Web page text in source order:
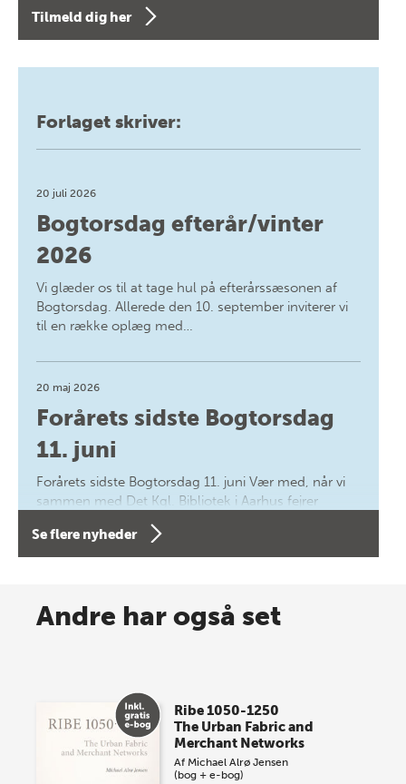
Tilmeld dig her
Forlaget skriver:
20 juli 2026
Bogtorsdag efterår/vinter
2026
Vi glæder os til at tage hul på efterårssæsonen af
Bogtorsdag. Allerede den 10. september inviterer vi
til en række oplæg med…
20 maj 2026
Forårets sidste Bogtorsdag
11. juni
Forårets sidste Bogtorsdag 11. juni Vær med, når vi
sammen med Det Kgl. Bibliotek i Aarhus fejrer
forfatterne bag vores nyes…
Spar op til 70% til sommer-
store sommer-lagersalg, så sæt kryds i kalenderen
onsdag den 10. j…
Se flere nyheder
Andre har også set
Ribe 1050-1250
The Urban Fabric and
Merchant Networks
Af Michael Alrø Jensen
(bog + e-bog)